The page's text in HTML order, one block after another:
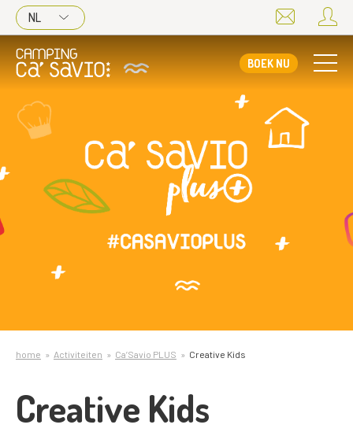
NL
BOEK NU
home Activiteiten Ca’Savio PLUS Creative Kids
Creative Kids